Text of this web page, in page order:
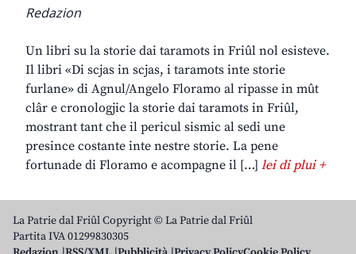
Redazion
Un libri su la storie dai taramots in Friûl nol esisteve.
Il libri «Di scjas in scjas, i taramots inte storie
furlane» di Agnul/Angelo Floramo al ripasse in mût
clâr e cronologjic la storie dai taramots in Friûl,
mostrant tant che il pericul sismic al sedi une
presince costante inte nestre storie. La pene
fortunade di Floramo e acompagne il […] lei di plui +
La Patrie dal Friûl Copyright © La Patrie dal Friûl
Partita IVA 01299830305